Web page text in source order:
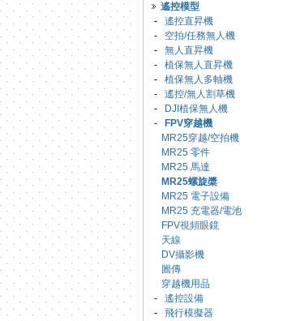
遙控模型
- 遙控直昇機
- 空拍/任務無人機
- 無人直昇機
- 植保無人直昇機
- 植保無人多軸機
- 遙控/無人割草機
-
DJI植保無人機
-
FPV穿越機
MR25穿越/空拍機
MR25 零件
MR25 馬達
MR25螺旋槳
MR25 電子設備
MR25 充電器/電池
FPV視頻眼鏡
天線
DV攝影機
圖傳
穿越機用品
- 遙控設備
- 飛行模擬器